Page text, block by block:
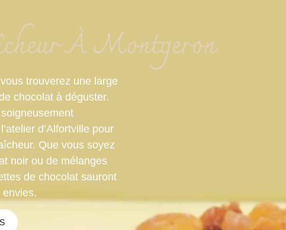
À Montgeron
trouverez une large
chocolat à déguster.
d’Alfortville pour
Que vous soyez
noir ou de mélanges
de chocolat sauront